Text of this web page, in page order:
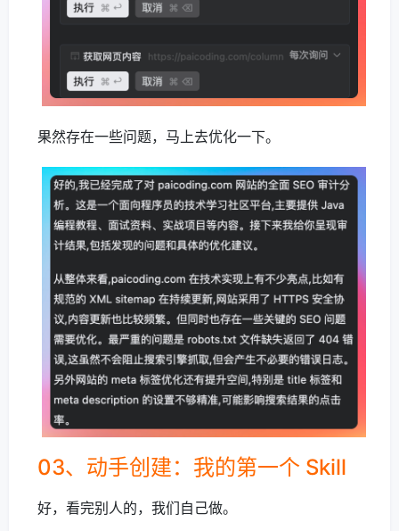
果然存在一些问题，马上去优化一下。
03、动手创建：我的第一个 Skill
好，看完别人的，我们自己做。